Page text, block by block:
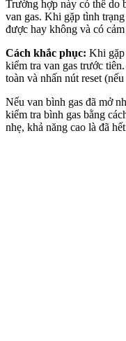
Trường hợp này có thể do
van gas. Khi gặp tình
được hay không và có
Cách khắc phục: Khi gặp
kiểm tra van gas trước
toàn và nhấn nút reset
Nếu van bình gas đã mở
kiểm tra bình gas bằng
nhẹ, khả năng cao là đã